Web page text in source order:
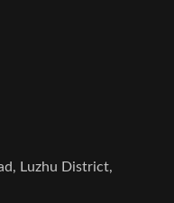
Luzhu District,